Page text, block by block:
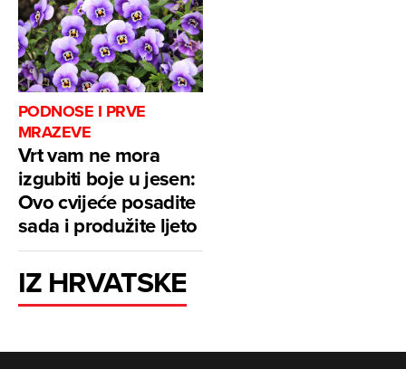
PODNOSE I PRVE
MRAZEVE
Vrt vam ne mora
izgubiti boje u jesen:
Ovo cvijeće posadite
sada i produžite ljeto
IZ HRVATSKE